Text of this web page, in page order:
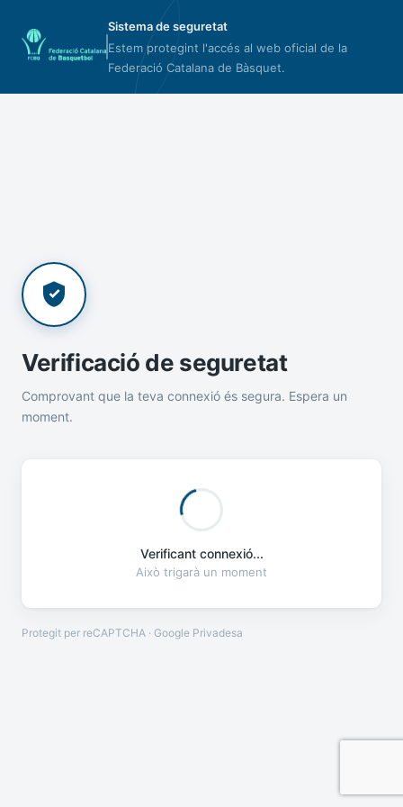
Sistema de seguretat
Estem protegint l'accés al web oficial de la
Federació Catalana de Bàsquet.
Verificació de seguretat
Comprovant que la teva connexió és segura. Espera un
moment.
Verificant connexió...
Això trigarà un moment
Protegit per reCAPTCHA · Google Privadesa